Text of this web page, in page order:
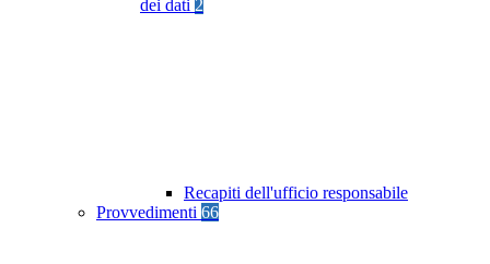
dei dati 2
Recapiti dell'ufficio responsabile
Provvedimenti 66